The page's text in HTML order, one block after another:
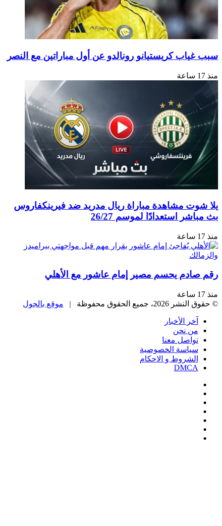
سبب غياب كريستيانو رونالدو عن أول مباراتين مع النصر
منذ 17 ساعة
يلا شوت مشاهدة مباراة ريال مدريد ضد فيرينكفاروس
بث مباشر استعدادًا لموسم 26/27
منذ 17 ساعة
رقم صادم يحسم مصير إمام عاشور مع الأهلي
منذ 17 ساعة
© حقوق النشر 2026، جميع الحقوق محفوظة |
موقع بالجول
آخر الأخبار
من نحن
تواصل معنا
سياسة الخصوصية
الشروط و الاحكام
DMCA